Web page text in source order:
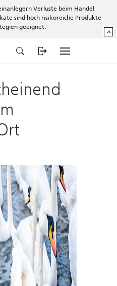
Verluste beim Handel
sind hoch risikoreiche Produkte
geeignet.
^